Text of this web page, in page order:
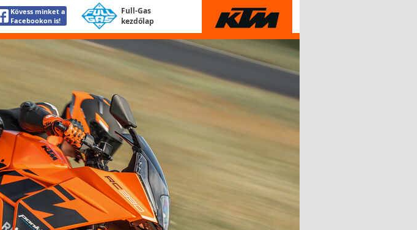
Kövess minket a
Facebookon is!
Full-Gas
kezdőlap